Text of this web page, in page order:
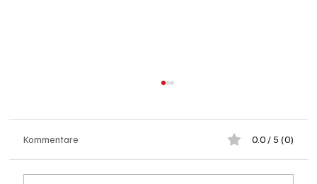
Kommentare 0.0 / 5 (0)